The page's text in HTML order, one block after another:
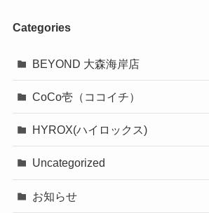
Categories
BEYOND 大森海岸店
CoCo壱（ココイチ）
HYROX(ハイロックス)
Uncategorized
お知らせ